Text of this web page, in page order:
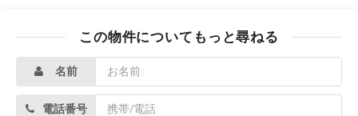
この物件についてもっと尋ねる
名前
電話番号